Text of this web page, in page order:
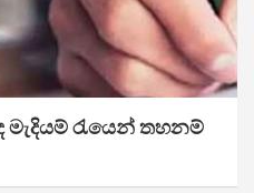
මැදියම් රැයෙන් තහනම්